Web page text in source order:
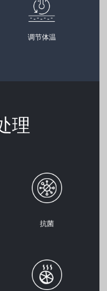
调节体温
理
抗菌